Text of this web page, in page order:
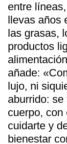
entre
llevas años
las grasas,
productos
añade:
lujo, ni
aburrido:
cuerpo, con
cuidarte y
bienestar